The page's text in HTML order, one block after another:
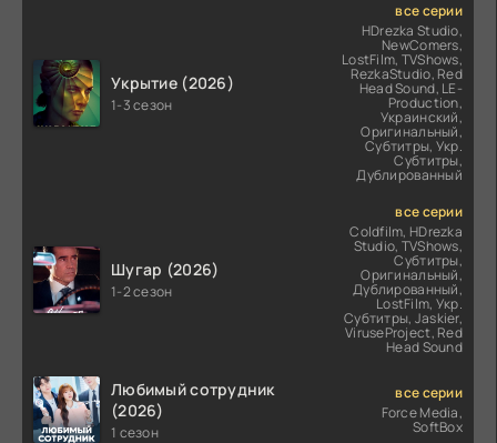
Укрытие (2026)
1-3 сезон
все серии
HDrezka Studio,
NewComers,
LostFilm, TVShows,
RezkaStudio, Red
Head Sound, LE-
Production,
Украинский,
Оригинальный,
Субтитры, Укр.
Субтитры,
Дублированный
Шугар (2026)
1-2 сезон
все серии
Coldfilm, HDrezka
Studio, TVShows,
Субтитры,
Оригинальный,
Дублированный,
LostFilm, Укр.
Субтитры, Jaskier,
ViruseProject, Red
Head Sound
Любимый сотрудник
(2026)
1 сезон
все серии
Force Media,
SoftBox